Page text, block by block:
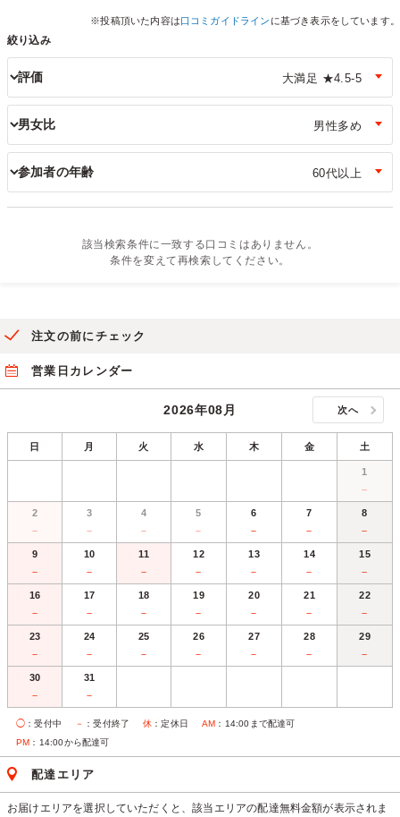
※投稿頂いた内容は口コミガイドライン に基づき表示をしています。
絞り込み
評価
男女比
参加者の年齢
該当検索条件に一致する口コミはありません。
条件を変えて再検索してください。
注文の前にチェック
営業日カレンダー
2026年08月 次へ
日 月 火 水 木 金 土
1
－
2
－
3
－
4
－
5
－
6
－
7
－
8
－
9
－
10
－
11
－
12
－
13
－
14
－
15
－
16
－
17
－
18
－
19
－
20
－
21
－
22
－
23
－
24
－
25
－
26
－
27
－
28
－
29
－
30
－
31
－
◯ ：受付中 － ：受付終了 休 ：定休日 AM ：14:00まで配達可
PM ：14:00から配達可
配達エリア
お届けエリアを選択していただくと、該当エリアの配達無料金額が表示されま